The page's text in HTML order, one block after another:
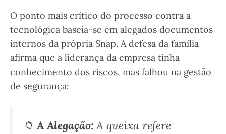
O ponto mais crítico do processo contra a
tecnológica baseia-se em alegados documentos
internos da própria Snap. A defesa da família
afirma que a liderança da empresa tinha
conhecimento dos riscos, mas falhou na gestão
de segurança:
📁A Alegação:A queixa refere